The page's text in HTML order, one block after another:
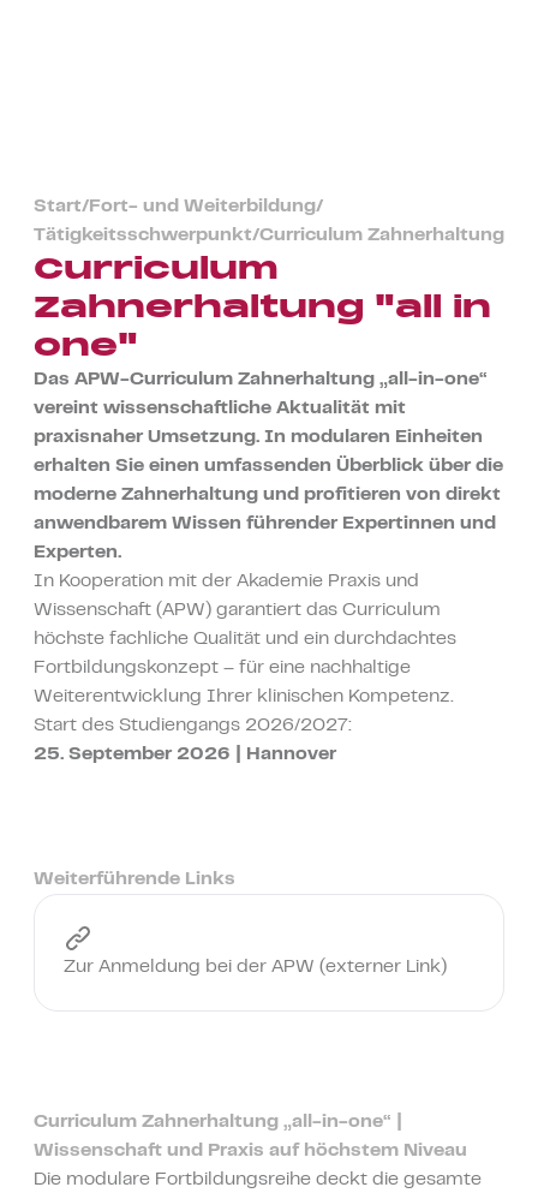
Start/ Fort- und Weiterbildung/
Tätigkeitsschwerpunkt/Curriculum Zahnerhaltung
Curriculum
Zahnerhaltung "all in
one"
Das APW-Curriculum Zahnerhaltung „all-in-one“
vereint wissenschaftliche Aktualität mit
praxisnaher Umsetzung. In modularen Einheiten
erhalten Sie einen umfassenden Überblick über die
moderne Zahnerhaltung und profitieren von direkt
anwendbarem Wissen führender Expertinnen und
Experten.
In Kooperation mit der Akademie Praxis und
Wissenschaft (APW) garantiert das Curriculum
höchste fachliche Qualität und ein durchdachtes
Fortbildungskonzept – für eine nachhaltige
Weiterentwicklung Ihrer klinischen Kompetenz.
Start des Studiengangs 2026/2027:
25. September 2026 | Hannover
Weiterführende Links
Zur Anmeldung bei der APW (externer Link)
Curriculum Zahnerhaltung „all-in-one“ |
Wissenschaft und Praxis auf höchstem Niveau
Die modulare Fortbildungsreihe deckt die gesamte